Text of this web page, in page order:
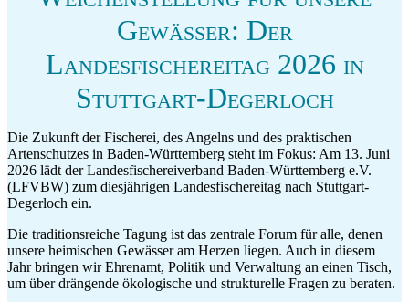
Gewässer: Der
Landesfischereitag 2026 in
Stuttgart-Degerloch
Die Zukunft der Fischerei, des Angelns und des praktischen
Artenschutzes in Baden-Württemberg steht im Fokus: Am 13. Juni
2026 lädt der Landesfischereiverband Baden-Württemberg e.V.
(LFVBW) zum diesjährigen Landesfischereitag nach Stuttgart-
Degerloch ein.
Die traditionsreiche Tagung ist das zentrale Forum für alle, denen
unsere heimischen Gewässer am Herzen liegen. Auch in diesem
Jahr bringen wir Ehrenamt, Politik und Verwaltung an einen Tisch,
um über drängende ökologische und strukturelle Fragen zu beraten.